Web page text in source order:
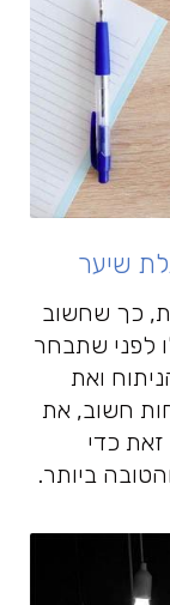
שיער
כך שחשוב
לפני שתבחר
ואת
חשוב, את
כדי
ביותר.